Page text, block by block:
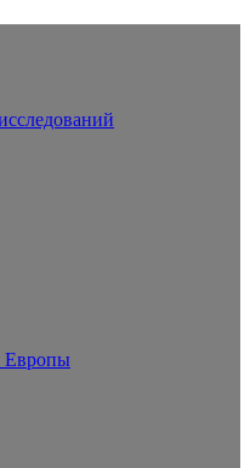
Европы